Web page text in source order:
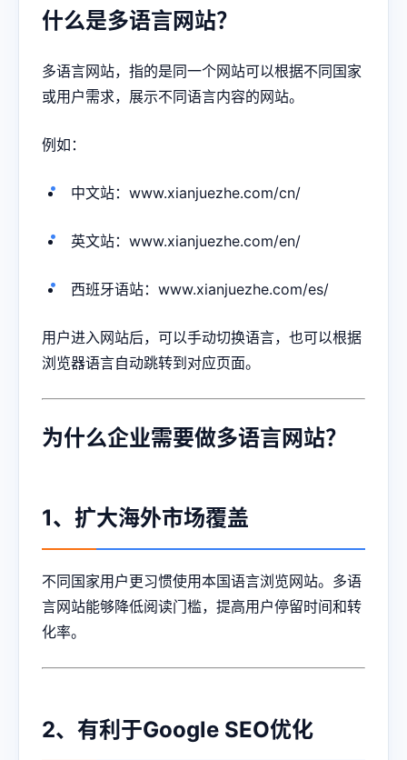
什么是多语言网站？
多语言网站，指的是同一个网站可以根据不同国家
或用户需求，展示不同语言内容的网站。
例如：
中文站：www.xianjuezhe.com/cn/
英文站：www.xianjuezhe.com/en/
西班牙语站：www.xianjuezhe.com/es/
用户进入网站后，可以手动切换语言，也可以根据
浏览器语言自动跳转到对应页面。
为什么企业需要做多语言网站？
1、扩大海外市场覆盖
不同国家用户更习惯使用本国语言浏览网站。多语
言网站能够降低阅读门槛，提高用户停留时间和转
化率。
2、有利于Google SEO优化